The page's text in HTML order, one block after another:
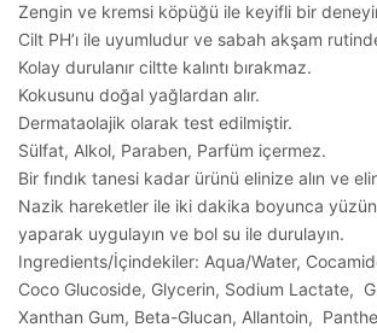
Zengin ve kremsi köpüğü ile keyifli bir
Cilt PH’ı ile uyumludur ve sabah akşam
Kolay durulanır ciltte kalıntı bırakmaz.
Kokusunu doğal yağlardan alır.
Dermataolajik olarak test edilmiştir.
Sülfat, Alkol, Paraben, Parfüm içermez.
Bir fındık tanesi kadar ürünü elinize alın ve
Nazik hareketler ile iki dakika boyunca
yaparak uygulayın ve bol su ile durulayın.
Ingredients/İçindekiler: Aqua/Water,
Coco Glucoside, Glycerin, Sodium Lactate,
Xanthan Gum, Beta-Glucan, Allantoin,